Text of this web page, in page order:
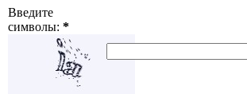
Введите
символы: *